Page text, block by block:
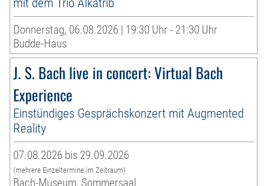
Donnerstag, 06.08.2026 | 19:30 Uhr - 21:30 Uhr
Budde-Haus
J. S. Bach live in concert: Virtual Bach
Experience
Einstündiges Gesprächskonzert mit Augmented
Reality
07.08.2026 bis 29.09.2026
(mehrere Einzeltermine im Zeitraum)
Bach-Museum, Sommersaal